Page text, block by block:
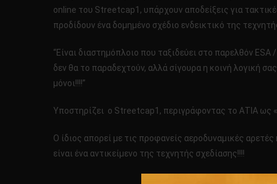
online του Streetcap1, υπάρχουν αποδείξεις για
προδίδουν ένα δομημένο σχέδιο ενδεικτικό της
“Είναι διαστημόπλοιο που ταξιδεύει στο παρελθόν
δεν θα το παραδεχτούν, αλλά σίγουρα η κοινή λογική
μόνοι!!!!”
Υποστηρίζει ο Streetcap1, περιγράφοντας το ΑΤΙΑ ως
Ο ίδιος απορεί με τις προφανείς αεροδυναμικές
είναι ένα αντικείμενο της τεχνητής σχεδίασης!!!!